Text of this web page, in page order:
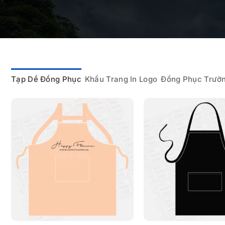
Tạp Dề Đồng Phục Khẩu Trang In Logo Đồng Phục